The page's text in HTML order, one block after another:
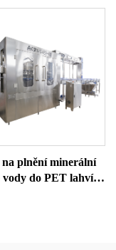
plnění minerální
vody do PET lahví